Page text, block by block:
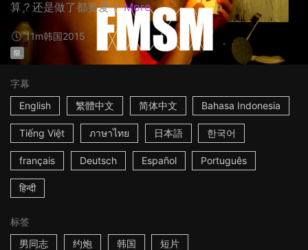
算？还是做了都要爱？ More
11m韩国2015
限
字幕
English
繁體中文 简体中文 Bahasa Indonesia
Tiếng Việt ภาษาไทย 日本語 한국어
français Deutsch Español Português
हिन्दी
标签
男同志
约炮 韩国 短片